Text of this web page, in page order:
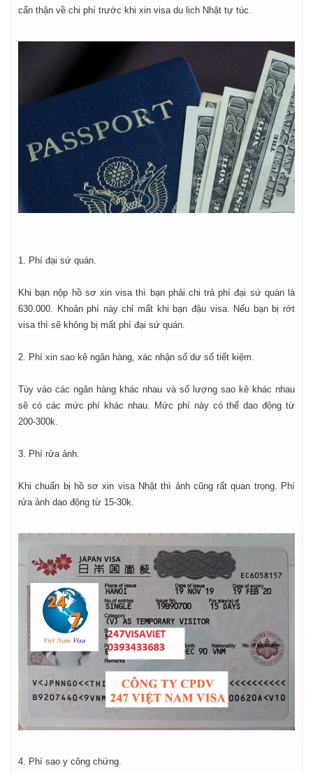
cẩn thận về chi phí trước khi xin visa du lịch Nhật tự túc.
1. Phí đại sứ quán.
Khi bạn nộp hồ sơ xin visa thì bạn phải chi trả phí đại sứ quán là
630.000. Khoản phí này chỉ mất khi bạn đậu visa. Nếu bạn bị rớt
visa thì sẽ không bị mất phí đại sứ quán.
2. Phí xin sao kê ngân hàng, xác nhận số dư sổ tiết kiệm.
Tùy vào các ngân hàng khác nhau và số lượng sao kê khác nhau
sẽ có các mức phí khác nhau. Mức phí này có thể dao động từ
200-300k.
3. Phí rửa ảnh.
Khi chuẩn bị hồ sơ xin visa Nhật thì ảnh cũng rất quan trọng. Phí
rửa ảnh dao động từ 15-30k.
4. Phí sao y công chứng.